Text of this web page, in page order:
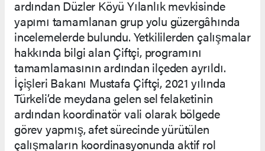
ardından Düzler Köyü Yılanlık mevkisinde
yapımı tamamlanan grup yolu güzergâhında
incelemelerde bulundu. Yetkililerden çalışmalar
hakkında bilgi alan Çiftçi, programını
tamamlamasının ardından ilçeden ayrıldı.
İçişleri Bakanı Mustafa Çiftçi, 2021 yılında
Türkeli’de meydana gelen sel felaketinin
ardından koordinatör vali olarak bölgede
görev yapmış, afet sürecinde yürütülen
çalışmaların koordinasyonunda aktif rol